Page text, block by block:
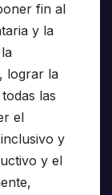
fin al
y la
lograr la
las
el
y
y el